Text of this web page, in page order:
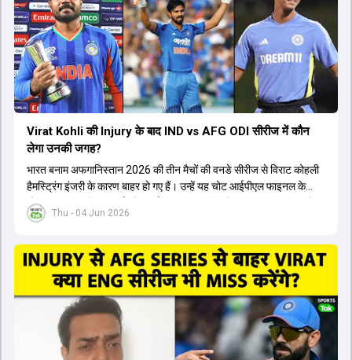
Thu - 04 Jun 2026
Virat Kohli की Injury के बाद IND vs AFG ODI सीरीज में कौन
लेगा उनकी जगह?
भारत बनाम अफगानिस्तान 2026 की तीन मैचों की वनडे सीरीज से विराट कोहली
हैमस्ट्रिंग इंजरी के कारण बाहर हो गए हैं। उन्हें यह चोट आईपीएल फाइनल के
दौरान लगी थी। रोहित शर्मा और हार्दिक पांड्या की फिटनेस पर भी अभी सवाल हैं,
इसलिए नंबर तीन पर कोहली की जगह एक मजबूत विकल्प खोजना जरूरी है। इस
रुतुराज गायकवाड़ 58.8 की लिस्ट ए औसत के साथ एक मजबूत विकल्प हैं। संजू
सैमसन भी बड़े दावेदार हैं, जिनका वनडे क्रिकेट में 56 से ज्यादा का औसत है।
यशस्वी जायसवाल को भी मौका मिल सकता है, हालांकि उनके बैटिंग ऑर्डर पर
विचार करना होगा। इसके अलावा 82 से ज्यादा की लिस्ट ए औसत वाले देवदत्त
पडिक्कल भी एक शानदार विकल्प हो सकते हैं। टीम मैनेजमेंट स्क्वाड में पहले से
मौजूद ईशान किशन को भी नंबर तीन पर खिलाने का फैसला कर सकती है।